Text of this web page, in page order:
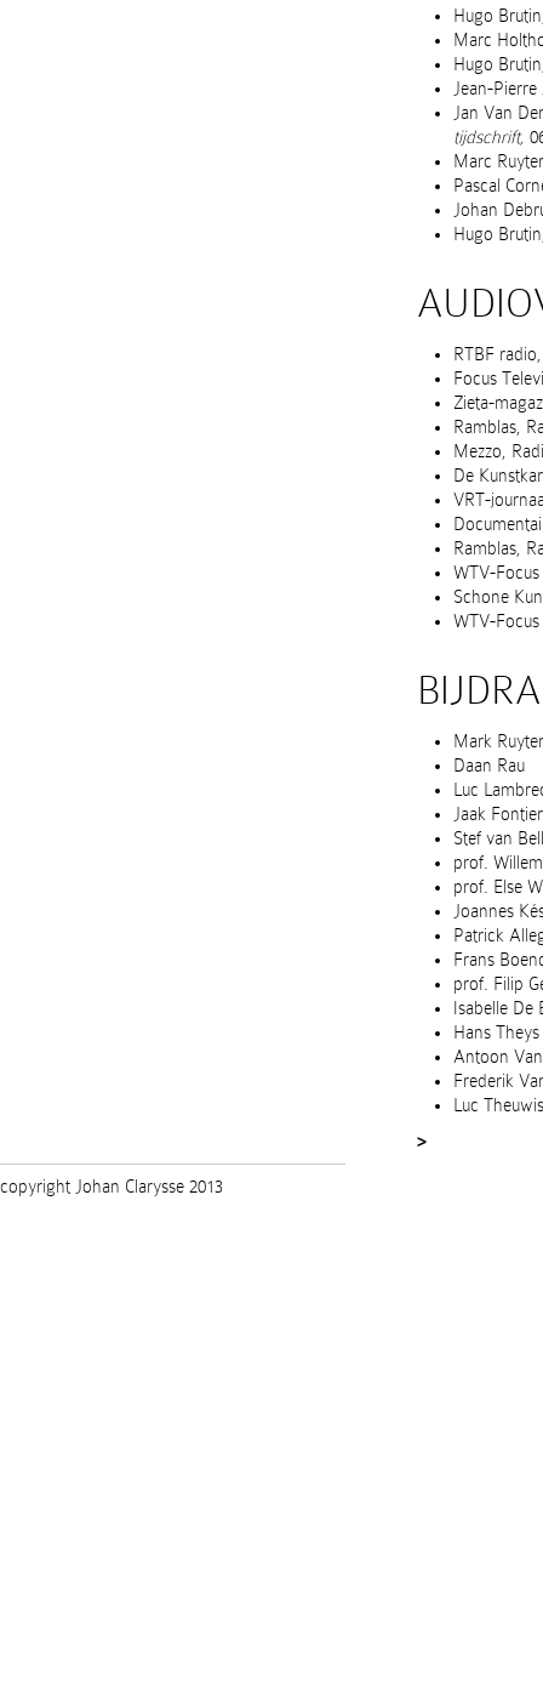
Hugo
Marc
Hugo
Jean-
Jan Van
tijdschrift,
Marc
Pascal
Johan
Hugo
RTBF
Focus
Zieta-
Ramblas,
Mezzo,
De
VRT-
Ramblas,
WTV-
Schone
WTV-
Mark
Daan Rau
Luc
Jaak Fontier
Stef van
prof.
prof. Else
Joannes
Patrick
Frans
prof. Filip
Isabelle De
Hans Theys
Antoon
Frederik
Luc Theuwis
>
copyright Johan Clarysse 2013